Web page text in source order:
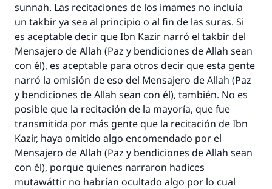
sunnah. Las recitaciones de los imames no incluía
un takbir ya sea al principio o al fin de las suras. Si
es aceptable decir que Ibn Kazir narró el takbir del
Mensajero de Allah (Paz y bendiciones de Allah sean
con él), es aceptable para otros decir que esta gente
narró la omisión de eso del Mensajero de Allah (Paz
y bendiciones de Allah sean con él), también. No es
posible que la recitación de la mayoría, que fue
transmitida por más gente que la recitación de Ibn
Kazir, haya omitido algo encomendado por el
Mensajero de Allah (Paz y bendiciones de Allah sean
con él), porque quienes narraron hadices
mutawáttir no habrían ocultado algo por lo cual